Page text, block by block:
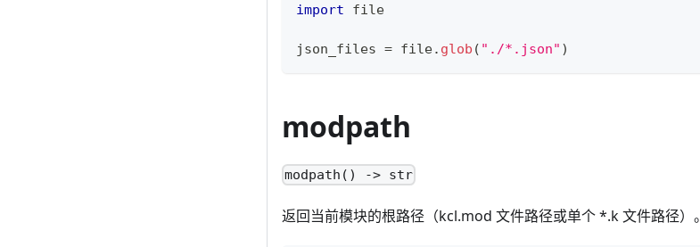
import file
json_files = file. glob ( "./*.json" )
modpath
modpath() -> str
返回当前模块的根路径（kcl.mod 文件路径或单个*.k 文件路径）。